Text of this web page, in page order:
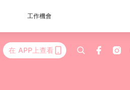
工作機會
在 APP上查看